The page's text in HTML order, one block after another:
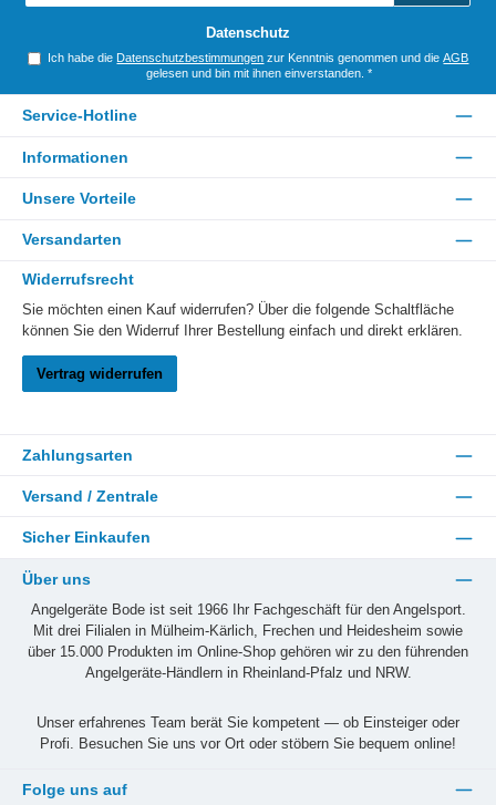
Datenschutz
Ich habe die Datenschutzbestimmungen zur Kenntnis genommen und dieAGB
gelesen und bin mit ihnen einverstanden. *
Service-Hotline
Informationen
Unsere Vorteile
Versandarten
Widerrufsrecht
Sie möchten einen Kauf widerrufen? Über die folgende Schaltfläche
können Sie den Widerruf Ihrer Bestellung einfach und direkt erklären.
Vertrag widerrufen
Zahlungsarten
Versand / Zentrale
Sicher Einkaufen
Über uns
Angelgeräte Bode ist seit 1966 Ihr Fachgeschäft für den Angelsport.
Mit drei Filialen in Mülheim-Kärlich, Frechen und Heidesheim sowie
über 15.000 Produkten im Online-Shop gehören wir zu den führenden
Angelgeräte-Händlern in Rheinland-Pfalz und NRW.
Unser erfahrenes Team berät Sie kompetent — ob Einsteiger oder
Profi. Besuchen Sie uns vor Ort oder stöbern Sie bequem online!
Folge uns auf